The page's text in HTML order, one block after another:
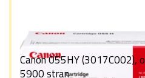
Canon 055HY (3017C002),
5900 stran